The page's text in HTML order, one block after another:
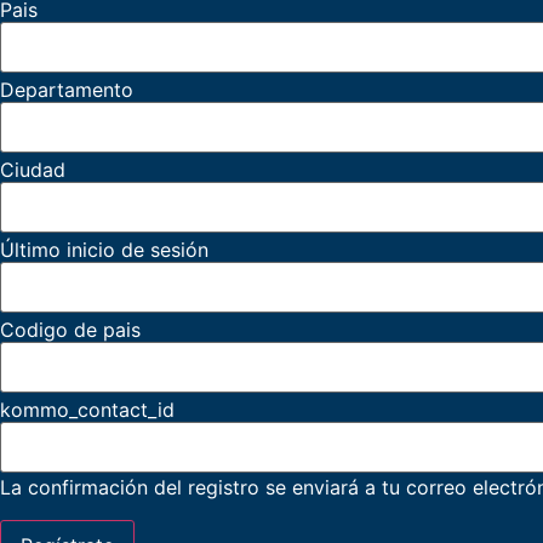
Pais
Departamento
Ciudad
Último inicio de sesión
Codigo de pais
kommo_contact_id
La confirmación del registro se enviará a tu correo